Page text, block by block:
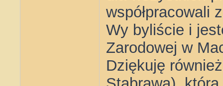
współpracowali
Wy byliście i
Zarodowej w
Dziękuję